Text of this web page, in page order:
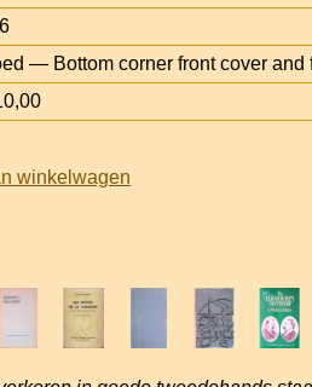
— Bottom corner front cover and
winkelwagen